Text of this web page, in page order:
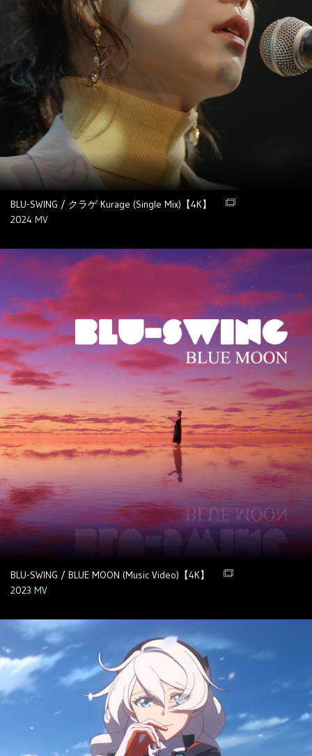
BLU-SWING / クラゲ Kurage (Single Mix)【4K】
2024 MV
BLU-SWING / BLUE MOON (Music Video)【4K】
2023 MV